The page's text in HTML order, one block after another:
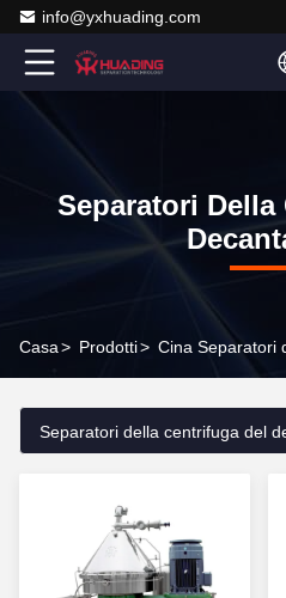
info@yxhuading.com
Separatori Della
Casa> Prodotti>
Separatori della centrifuga del